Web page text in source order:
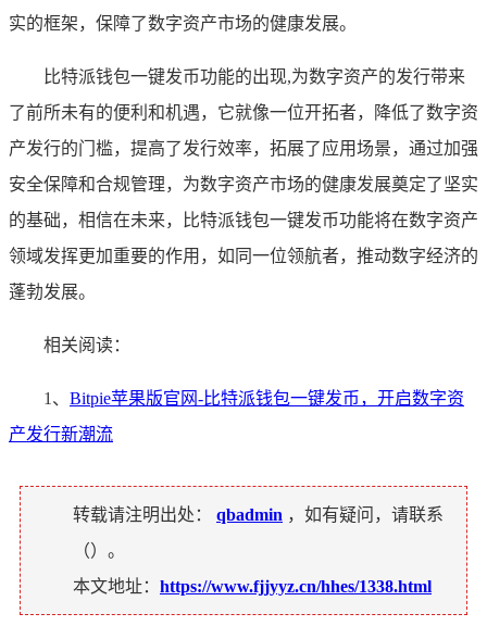
实的框架，保障了数字资产市场的健康发展。
比特派钱包一键发币功能的出现,为数字资产的发行带来
了前所未有的便利和机遇，它就像一位开拓者，降低了数字资
产发行的门槛，提高了发行效率，拓展了应用场景，通过加强
安全保障和合规管理，为数字资产市场的健康发展奠定了坚实
的基础，相信在未来，比特派钱包一键发币功能将在数字资产
领域发挥更加重要的作用，如同一位领航者，推动数字经济的
蓬勃发展。
相关阅读：
1、 Bitpie苹果版官网-比特派钱包一键发币，开启数字资
产发行新潮流
转载请注明出处： qbadmin ，如有疑问，请联系
（）。
本文地址： https://www.fjjyyz.cn/hhes/1338.html